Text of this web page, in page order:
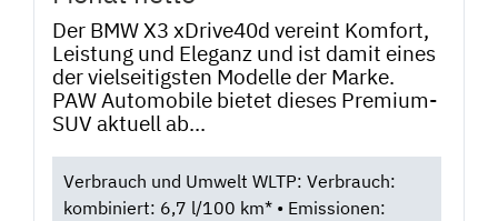
Der BMW X3 xDrive40d vereint Komfort,
Leistung und Eleganz und ist damit eines
der vielseitigsten Modelle der Marke.
PAW Automobile bietet dieses Premium-
SUV aktuell ab...
Verbrauch und Umwelt WLTP: Verbrauch:
kombiniert: 6,7 l/100 km* • Emissionen: